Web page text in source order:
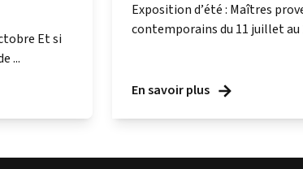
Et si
...
Exposition d’été : Maîtres
contemporains du 11 juillet au
En savoir plus